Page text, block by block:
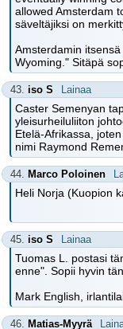
allowed Amsterdam
säveltäjiksi on
Amsterdamin
Wyoming." Sitäpä
43. iso S Lainaa
Caster Semenyan
yleisurheiluliiton
Etelä-Afrikassa,
nimi Raymond
44. Marco Poloinen
Heli Norja (Kuopion
45. iso S Lainaa
Tuomas L. postasi
enne". Sopii hyvin
Mark English,
46. Matias-Myyrä